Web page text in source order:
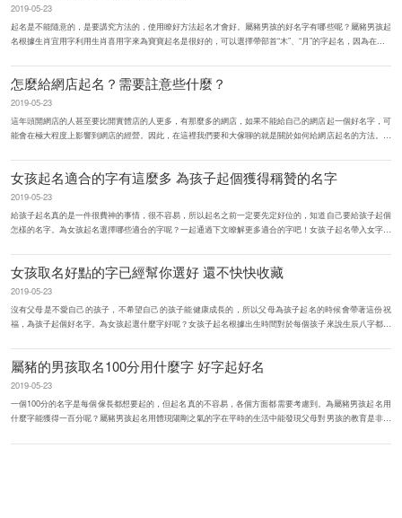
2019-05-23
起名是不能隨意的，是要講究方法的，使用瞭好方法起名才會好。屬豬男孩的好名字有哪些呢？屬豬男孩起
名根據生肖宜用字利用生肖喜用字來為寶寶起名是很好的，可以選擇帶部首“木”、“月”的字起名，因為在...
怎麼給網店起名？需要註意些什麼？
2019-05-23
這年頭開網店的人甚至要比開實體店的人更多，有那麼多的網店，如果不能給自己的網店起一個好名字，可
能會在極大程度上影響到網店的經營。因此，在這裡我們要和大傢聊的就是關於如何給網店起名的方法。如
女孩起名適合的字有這麼多 為孩子起個獲得稱贊的名字
2019-05-23
給孩子起名真的是一件很費神的事情，很不容易，所以起名之前一定要先定好位的，知道自己要給孩子起個
怎樣的名字。為女孩起名選擇哪些適合的字呢？一起通過下文瞭解更多適合的字吧！女孩子起名帶入女字旁
女孩取名好點的字已經幫你選好 還不快快收藏
2019-05-23
沒有父母是不愛自己的孩子，不希望自己的孩子能健康成長的，所以父母為孩子起名的時候會帶著這份祝
福，為孩子起個好名字。為女孩起選什麼字好呢？女孩子起名根據出生時間對於每個孩子來說生辰八字都是
屬豬的男孩取名100分用什麼字 好字起好名
2019-05-23
一個100分的名字是每個傢長都想要起的，但起名真的不容易，各個方面都需要考慮到。為屬豬男孩起名用
什麼字能獲得一百分呢？屬豬男孩起名用體現陽剛之氣的字在平時的生活中能發現父母對男孩的教育是非常